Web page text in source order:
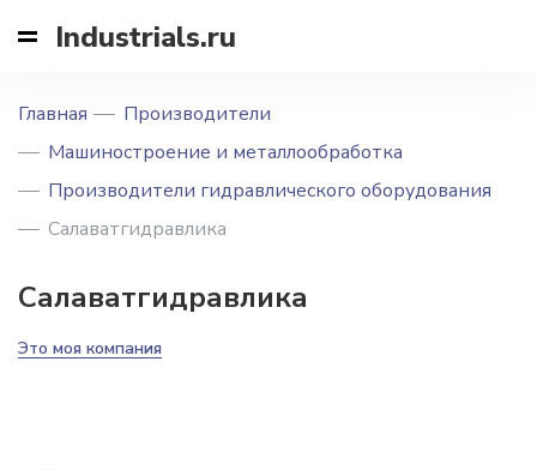
Industrials.ru
Главная
Производители
Машиностроение и металлообработка
Производители гидравлического оборудования
Салаватгидравлика
Салаватгидравлика
Это моя компания